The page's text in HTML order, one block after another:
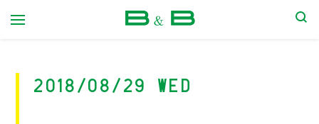
2018/08/29 Wed